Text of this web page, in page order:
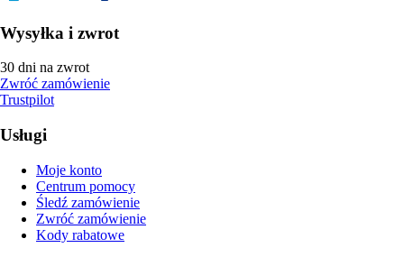
Wysyłka i zwrot
30 dni na zwrot
Zwróć zamówienie
Trustpilot
Usługi
Moje konto
Centrum pomocy
Śledź zamówienie
Zwróć zamówienie
Kody rabatowe